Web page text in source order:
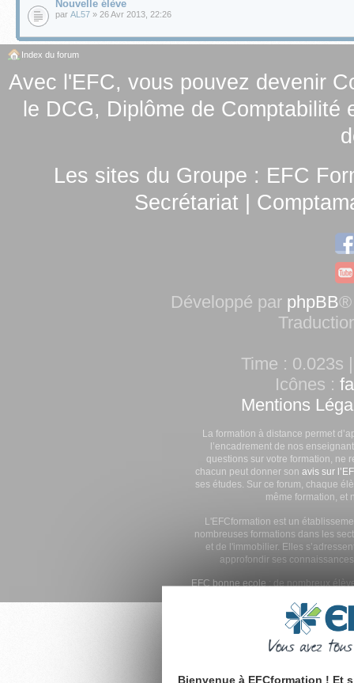
Nouvelle élève
par AL57 » 26 Avr 2013, 22:26
Index du forum
Avec l'EFC, vous pouvez devenir
le DCG, Diplôme de Comptabilité
Les sites du Groupe : EFC
Secrétariat
Développé par phpBB®
Time : 0.023s
Icônes :
Mentions
La formation à distance permet
l’encadrement de nos
questions sur votre formation, ne
chacun peut donner son avis sur
ses études. Sur ce forum, chaque
même formation, et
L'EFCformation est un
nombreuses formations dans les
et de l'immobilier. Elles
approfondir ses
EFC bonne ecole: de nombreux
Bienvenue à EFCformation ! Et